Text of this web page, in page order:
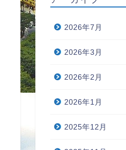
2026年7月
2026年3月
2026年2月
2026年1月
2025年12月